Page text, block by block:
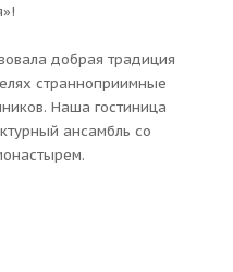
добрая традиция
странноприимные
Наша гостиница
ансамбль со